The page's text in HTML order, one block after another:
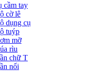
cầm tay
cờ lê
dụng cụ
tuýp
mỡ
rìu
chữ T
nối